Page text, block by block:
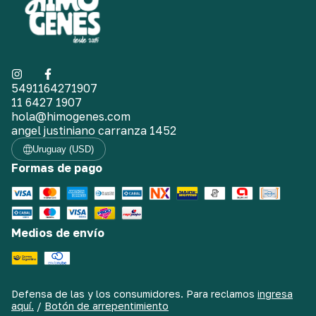
5491164271907
11 6427 1907
hola@himogenes.com
angel justiniano carranza 1452
Uruguay (USD)
Formas de pago
Medios de envío
Defensa de las y los consumidores. Para reclamos ingresa
aquí. / Botón de arrepentimiento